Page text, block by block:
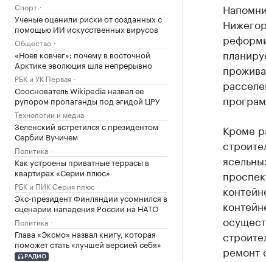
Спорт
Ученые оценили риски от созданных с
помощью ИИ искусственных вирусов
Общество
«Ноев ковчег»: почему в восточной
Арктике эволюция шла непрерывно
РБК и УК Первая
Сооснователь Wikipedia назвал ее
рупором пропаганды под эгидой ЦРУ
Технологии и медиа
Зеленский встретился с президентом
Сербии Вучичем
Политика
Как устроены приватные террасы в
квартирах «Серии плюс»
РБК и ПИК Серия плюс
Экс-президент Финляндии усомнился в
сценарии нападения России на НАТО
Политика
Глава «Эксмо» назвал книгу, которая
поможет стать «лучшей версией себя»
РАДИО
Кроме
ремонт